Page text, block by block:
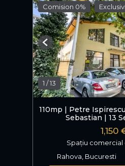
Comision 0%
1 /13
Previous
110mp | Petre
Sebastian | 13
1,150
Spațiu comercial
Rahova, Bucuresti